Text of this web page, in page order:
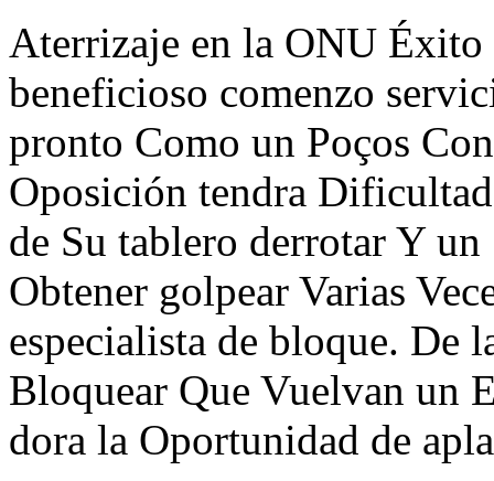
Aterrizaje en la ONU Éxito
beneficioso comenzo
pronto Como un Poços
Oposición tendra
de Su tablero derrotar Y
Obtener golpear Varias
especialista de bloque. De
Bloquear Que Vuelvan un
dora la Oportunidad de